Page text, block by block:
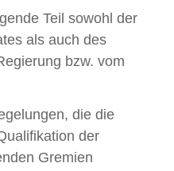
Teil sowohl der
als auch des
bzw. vom
die die
der
Gremien